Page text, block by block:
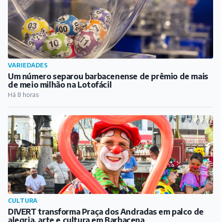
VARIEDADES
Um número separou barbacenense de prêmio de mais
de meio milhão na Lotofácil
Há 8 horas
CULTURA
DIVERT transforma Praça dos Andradas em palco de
alegria, arte e cultura em Barbacena